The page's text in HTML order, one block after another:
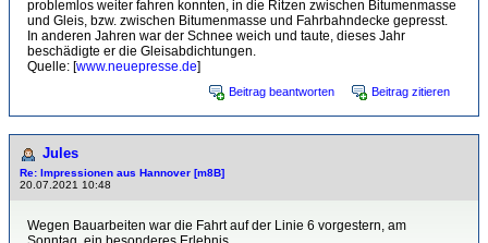
problemlos weiter fahren konnten, in die Ritzen zwischen Bitumenmasse
und Gleis, bzw. zwischen Bitumenmasse und Fahrbahndecke gepresst.
In anderen Jahren war der Schnee weich und taute, dieses Jahr
beschädigte er die Gleisabdichtungen.
Quelle: [www.neuepresse.de]
Beitrag beantworten Beitrag zitieren
Jules
Re: Impressionen aus Hannover [m8B]
20.07.2021 10:48
Wegen Bauarbeiten war die Fahrt auf der Linie 6 vorgestern, am